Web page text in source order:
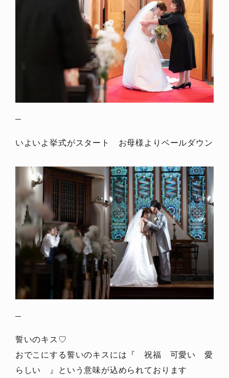
いよいよ挙式がスタート お母様よりベールダウン
誓いのキス♡
おでこにする誓いのキスには『 祝福 可愛い 愛
らしい 』という意味が込められております